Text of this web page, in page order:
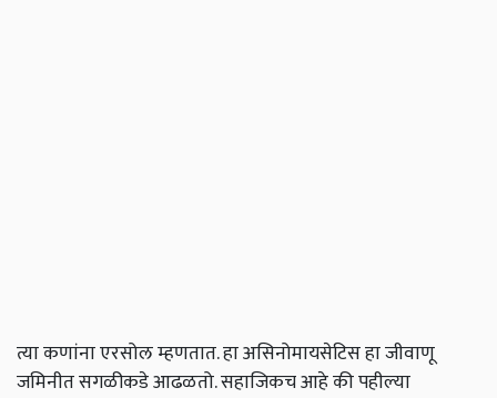
त्या कणांना एरसोल म्हणतात. हा असिनोमायसेटिस हा जीवाणू
जमिनीत सगळीकडे आढळतो. सहाजिकच आहे की पहील्या